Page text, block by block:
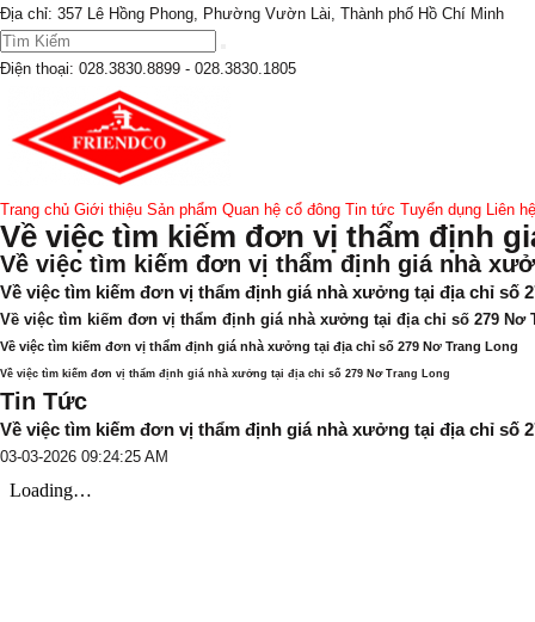
Địa chỉ: 357 Lê Hồng Phong, Phường Vườn Lài, Thành phố Hồ Chí Minh
Điện thoại: 028.3830.8899 - 028.3830.1805
Trang chủ Giới thiệu Sản phẩm Quan hệ cổ đông Tin tức Tuyển dụng Liên hệ
Về việc tìm kiếm đơn vị thẩm định
Về việc tìm kiếm đơn vị thẩm định giá nhà
Về việc tìm kiếm đơn vị thẩm định giá nhà xưởng tại địa chỉ số
Về việc tìm kiếm đơn vị thẩm định giá nhà xưởng tại địa chỉ số 279 Nơ
Về việc tìm kiếm đơn vị thẩm định giá nhà xưởng tại địa chỉ số 279 Nơ Trang Long
Về việc tìm kiếm đơn vị thẩm định giá nhà xưởng tại địa chỉ số 279 Nơ Trang Long
Tin Tức
Về việc tìm kiếm đơn vị thẩm định giá nhà xưởng tại địa chỉ số
03-03-2026 09:24:25 AM